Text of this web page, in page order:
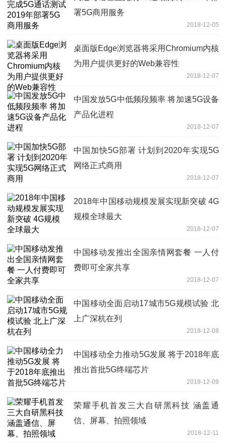
署5G商用服务
2018-12-05
桌面版Edge浏览器将采用Chromium内核
为用户提供更好的Web兼容性
2018-12-07
中国发放5G中低频段频率 将加速5G设备
产品化进程
2018-12-07
中国加快5G部署 计划到2020年实现5G
网络正式商用
2018-12-07
2018年中国移动规模发展实现新突破 4G
规模全球最大
2018-12-07
中国移动发推出全国亲情网套餐 一人付
费即可全家共享
2018-12-07
中国移动全面启动17城市5G规模试验 北
上广深杭在列
2018-12-08
中国移动全力推动5G发展 将于2018年底
推出首批5G终端芯片
2018-12-09
荣耀手机首发三大自研黑科技 涵盖通
信、屏幕、拍照领域
2018-12-11